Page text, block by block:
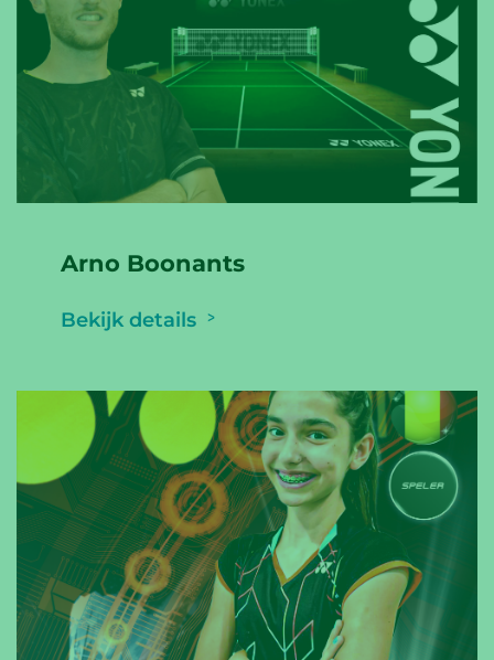
Arno Boonants
Bekijk details